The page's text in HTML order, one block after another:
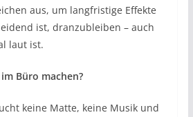
aus, um langfristige Effekte
ist, dranzubleiben – auch
laut ist.
Büro machen?
keine Matte, keine Musik und